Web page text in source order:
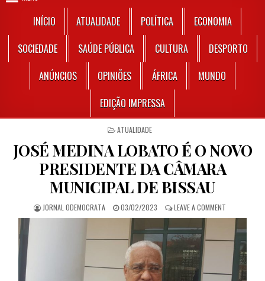
INÍCIO ATUALIDADE POLÍTICA
ECONOMIA
SOCIEDADE
SAÚDE PÚBLICA CULTURA
DESPORTO
ANÚNCIOS
OPINIÕES ÁFRICA
MUNDO
EDIÇÃO IMPRESSA
POSTED IN
ATUALIDADE
JOSÉ MEDINA LOBATO É O NOVO
PRESIDENTE DA CÂMARA
MUNICIPAL DE BISSAU
AUTHOR:
JORNAL ODEMOCRATA PUBLISHED DATE:
03/02/2023 LEAVE A COMMENTON